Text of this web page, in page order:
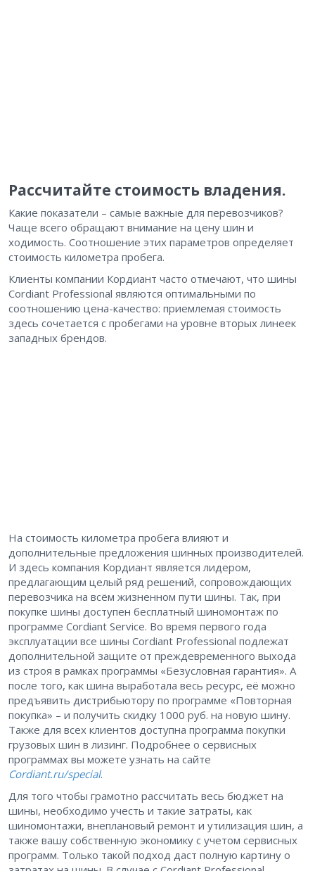
Рассчитайте стоимость владения.
Какие показатели – самые важные для перевозчиков?
Чаще всего обращают внимание на цену шин и
ходимость. Соотношение этих параметров определяет
стоимость километра пробега.
Клиенты компании Кордиант часто отмечают, что шины
Cordiant Professional являются оптимальными по
соотношению цена-качество: приемлемая стоимость
здесь сочетается с пробегами на уровне вторых линеек
западных брендов.
На стоимость километра пробега влияют и
дополнительные предложения шинных производителей.
И здесь компания Кордиант является лидером,
предлагающим целый ряд решений, сопровождающих
перевозчика на всём жизненном пути шины. Так, при
покупке шины доступен бесплатный шиномонтаж по
программе Cordiant Service. Во время первого года
эксплуатации все шины Cordiant Professional подлежат
дополнительной защите от преждевременного выхода
из строя в рамках программы «Безусловная гарантия». А
после того, как шина выработала весь ресурс, её можно
предъявить дистрибьютору по программе «Повторная
покупка» – и получить скидку 1000 руб. на новую шину.
Также для всех клиентов доступна программа покупки
грузовых шин в лизинг. Подробнее о сервисных
программах вы можете узнать на сайте
Cordiant.ru/special.
Для того чтобы грамотно рассчитать весь бюджет на
шины, необходимо учесть и такие затраты, как
шиномонтажи, внеплановый ремонт и утилизация шин, а
также вашу собственную экономику с учетом сервисных
программ. Только такой подход даст полную картину о